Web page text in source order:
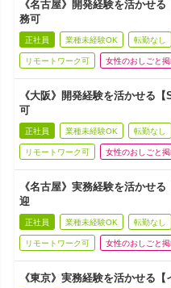
《名古屋》開発経験を活かせ
務可
正社員 業種未経験OK 転勤なし
リモートワーク可 女性のおしごと掲
《大阪》開発経験を活かせる
可
正社員 業種未経験OK 転勤なし
リモートワーク可 女性のおしごと掲
《名古屋》実務経験を活かせ
迎
正社員 業種未経験OK 転勤なし
リモートワーク可 女性のおしごと掲
《東京》実務経験を活かせる